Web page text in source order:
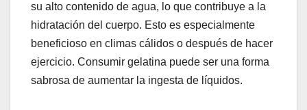
su alto contenido de agua, lo que contribuye a la
hidratación del cuerpo. Esto es especialmente
beneficioso en climas cálidos o después de hacer
ejercicio. Consumir gelatina puede ser una forma
sabrosa de aumentar la ingesta de líquidos.